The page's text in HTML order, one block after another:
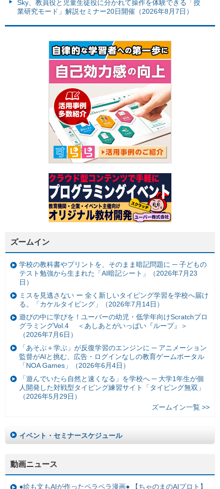
Sky、教員役と児童生徒役に分かれて操作を体験できる「授
業研究モード」解説セミナー20日開催（2026年8月7日）
ズームイン
学校の教科書やプリントを、そのまま暗記問題に ─ 子どもの
テスト勉強から生まれた「AI暗記シート」（2026年7月23
日）
ミスを見逃さない ー 全く新しいタイピング学習を学校へ届け
る。「カケルタイピング」（2026年7月14日）
遊びの中に学びを！ユーバーの幼児・低学年向けScratchプロ
グラミングVol.4 ＜あしあとがいっぱい『ループ』＞
（2026年7月6日）
「あそぶ＋学ぶ」が反復学習のエンジンに ─ アニメーション
監督がAIと挑む、広告・ログインなしの教育ゲームポータル
「NOA Games」（2026年6月4日）
「遊んでいたら自然と速くなる」を学校へ ─ 大学1年生が個
人開発した対戦型タイピング練習サイト「タイピング無双」
（2026年5月29日）
ズームイン一覧 >>
イベント・セミナースケジュール
動画ニュース
●絵も文もAIが作ったペラペラ漫画● 【ちゃのまのAIプロト】